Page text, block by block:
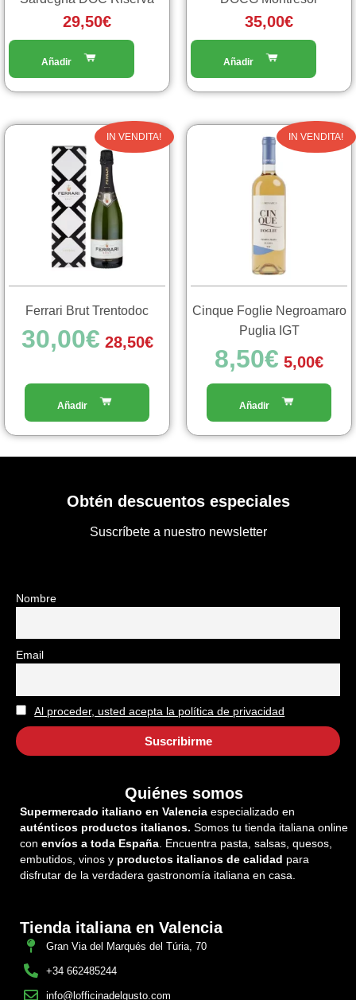
29,50€ 35,00€
IN VENDITA!
Ferrari Brut Trentodoc
30,00€
Il
prezzo
originale
era:
30,00€.
28,50€
Il
prezzo
IN VENDITA!
Cinque Foglie Negroamaro
Puglia IGT
8,50€
Il
prezzo
originale
era:
5,00€
Il
Obtén descuentos especiales
Suscríbete a nuestro newsletter
Nombre
Email
Al proceder, usted acepta la política de privacidad
Quiénes somos
Supermercado italiano en Valencia especializado en
auténticos productos italianos. Somos tu tienda italiana online
con envíos a toda España . Encuentra pasta, salsas, quesos,
embutidos, vinos y productos italianos de calidad para
disfrutar de la verdadera gastronomía italiana en casa.
Tienda italiana en Valencia
Gran Via del Marqués del Túria, 70
+34 662485244
info@lofficinadelgusto.com